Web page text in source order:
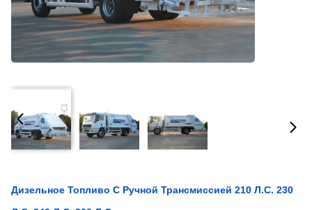
Дизельное Топливо С Ручной Трансмиссией 210 Л.с. 230